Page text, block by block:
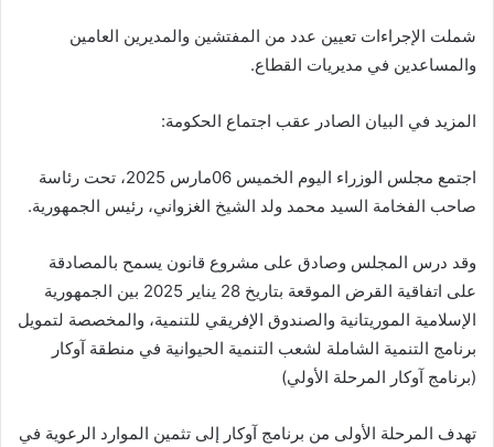
شملت الإجراءات تعيين عدد من المفتشين والمديرين العامين
والمساعدين في مديريات القطاع.
المزيد في البيان الصادر عقب اجتماع الحكومة:
اجتمع مجلس الوزراء اليوم الخميس 06مارس 2025، تحت رئاسة
صاحب الفخامة السيد محمد ولد الشيخ الغزواني، رئيس الجمهورية.
وقد درس المجلس وصادق على مشروع قانون يسمح بالمصادقة
على اتفاقية القرض الموقعة بتاريخ 28 يناير 2025 بين الجمهورية
الإسلامية الموريتانية والصندوق الإفريقي للتنمية، والمخصصة لتمويل
برنامج التنمية الشاملة لشعب التنمية الحيوانية في منطقة آوكار
(برنامج آوكار المرحلة الأولي)
تهدف المرحلة الأولى من برنامج آوكار إلى تثمين الموارد الرعوية في